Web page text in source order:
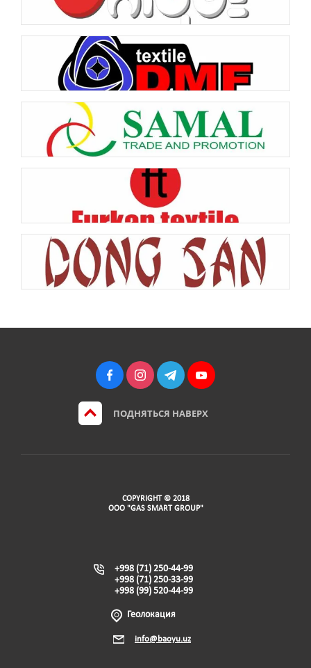
ПОДНЯТЬСЯ НАВЕРХ
COPYRIGHT © 2018
ООО "GAS SMART GROUP"
+998 (71) 250-44-99
+998 (71) 250-33-99
+998 (99) 520-44-99
Геолокация
info@baoyu.uz